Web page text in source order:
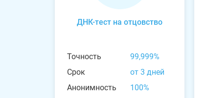
ДНК-тест на отцовство
Точность
99,999%
Срок
от 3 дней
Анонимность
100%